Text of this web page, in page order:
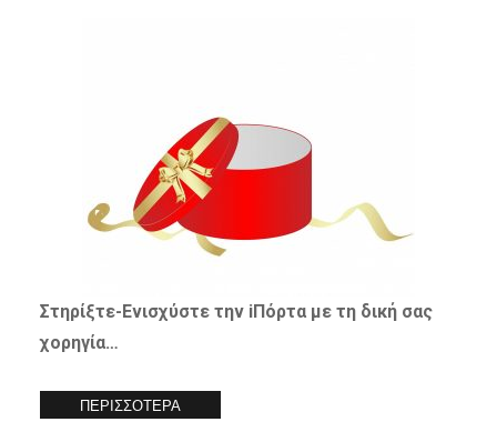
Στηρίξτε-Ενισχύστετην iΠόρτα με τη δική σας
χορηγία…
ΠΕΡΙΣΣΟΤΕΡΑ